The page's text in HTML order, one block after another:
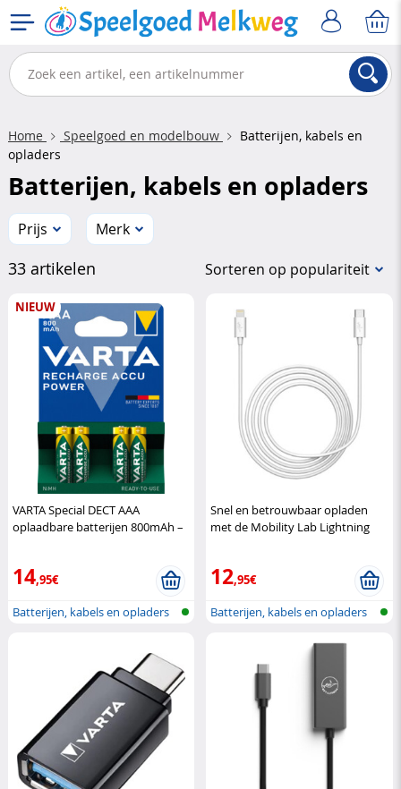
Home Speelgoed en modelbouw
Batterijen, kabels en
opladers
Batterijen, kabels en opladers
Prijs Merk
33 artikelen Sorteren op populariteit
NIEUW
VARTA Special DECT AAA
oplaadbare batterijen 800mAh –
14,95€
Batterijen, kabels en opladers
Snel en betrouwbaar opladen
met de Mobility Lab Lightning
12,95€
Batterijen, kabels en opladers